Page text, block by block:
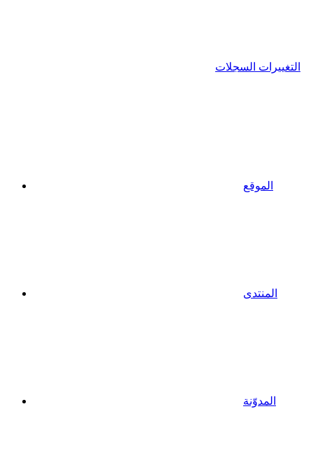
التغييرات السجلات
الموقع
المنتدى
المدوّنة